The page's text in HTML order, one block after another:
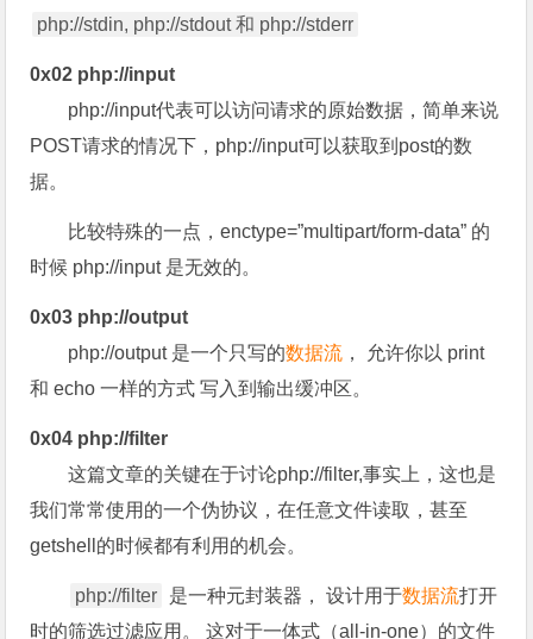
php://stdin, php://stdout 和 php://stderr
0x02 php://input
php://input代表可以访问请求的原始数据，简单来说
POST请求的情况下，php://input可以获取到post的数
据。
比较特殊的一点，enctype=”multipart/form-data” 的
时候 php://input 是无效的。
0x03 php://output
php://output 是一个只写的数据流 ， 允许你以 print
和 echo 一样的方式 写入到输出缓冲区。
0x04 php://filter
这篇文章的关键在于讨论php://filter,事实上，这也是
我们常常使用的一个伪协议，在任意文件读取，甚至
getshell的时候都有利用的机会。
php://filter 是一种元封装器， 设计用于数据流打开
时的筛选过滤应用。 这对于一体式（all-in-one）的文件